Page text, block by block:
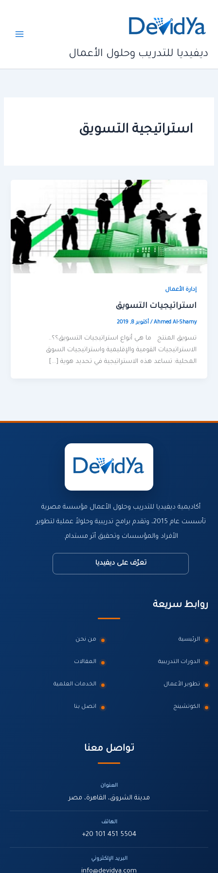
المحتوى
ديفيديا للتدريب وحلول الأعمال
استراتيجية التسويق
إدارة الأعمال
استراتيجيات التسويق
Ahmed Al-Shamy
/أكتوبر 8, 2019
تسويق المنتج ما هي أنواع استراتيجيات التسويق؟؟..
الاستراتيجيات القومية والإقليمية واستراتيجيات السوق
المحلية: تساعد هذه الاستراتيجية في تحديد هوية […]
أكاديمية ديفيديا للتدريب وحلول الأعمال مؤسسة مصرية
تأسست عام 2015، وتقدم برامج تدريبية وحلولاً عملية لتطوير
الأفراد والمؤسسات وتحقيق أثر مستدام.
تعرّف على ديفيديا
روابط سريعة
الرئيسية من نحن
الدورات التدريبية المقالات
تطوير الأعمال الخدمات العلمية
الكوتشينج اتصل بنا
تواصل معنا
العنوان
مدينة الشروق، القاهرة، مصر
الهاتف
+20 101 451 5504
البريد الإلكتروني
info@devidya.com